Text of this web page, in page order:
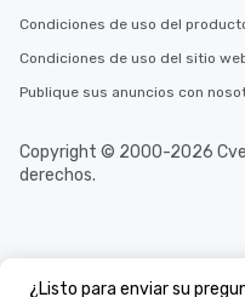
¿Listo para enviar su
Condiciones de uso del
Condiciones de uso del sitio
Publique sus anuncios con
Copyright © 2000-2026
derechos.